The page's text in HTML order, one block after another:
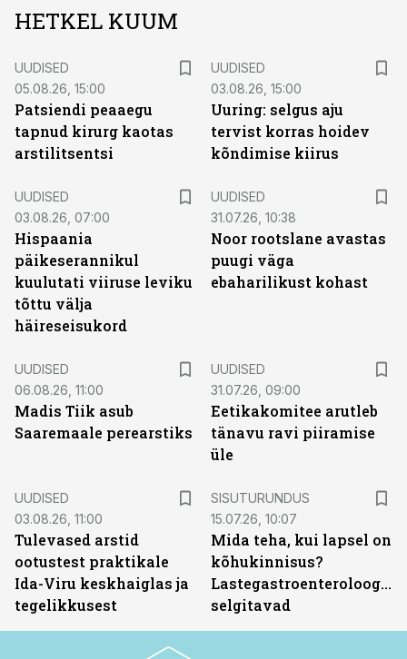
HETKEL KUUM
UUDISED
05.08.26, 15:00
Patsiendi peaaegu
tapnud kirurg kaotas
arstilitsentsi
UUDISED
03.08.26, 15:00
Uuring: selgus aju
tervist korras hoidev
kõndimise kiirus
UUDISED
03.08.26, 07:00
Hispaania
päikeserannikul
kuulutati viiruse leviku
tõttu välja
häireseisukord
UUDISED
31.07.26, 10:38
Noor rootslane avastas
puugi väga
ebaharilikust kohast
UUDISED
06.08.26, 11:00
Madis Tiik asub
Saaremaale perearstiks
UUDISED
31.07.26, 09:00
Eetikakomitee arutleb
tänavu ravi piiramise
üle
UUDISED
03.08.26, 11:00
Tulevased arstid
ootustest praktikale
Ida-Viru keskhaiglas ja
tegelikkusest
SISUTURUNDUS
15.07.26, 10:07
Mida teha, kui lapsel on
kõhukinnisus?
Lastegastroenteroloogid
selgitavad